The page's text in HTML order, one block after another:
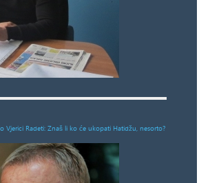
Vjerici Radeti: Znaš li ko će ukopati Hatidžu, nesorto?